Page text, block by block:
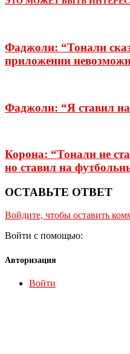
Фаджоли: “Тонали
приложении
Фаджоли: “Я ставил
Корона: “Тонали не
но ставил на
ОСТАВЬТЕ ОТВЕТ
Войдите, чтобы оставить
Войти с помощью:
Авторизация
Войти